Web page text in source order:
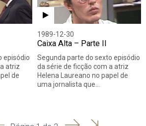
episódio
atriz
de
1989-12-30
Caixa Alta – Parte II
Segunda parte do sexto episódio
da série de ficção com a atriz
Helena Laureano no papel de
uma jornalista que…